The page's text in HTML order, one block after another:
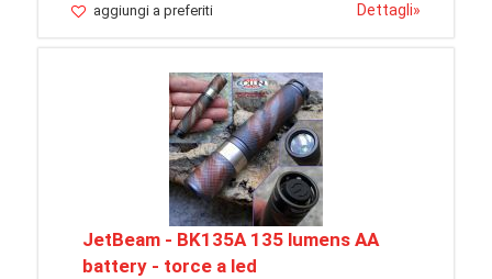
aggiungi a preferiti Dettagli»
JetBeam - BK135A 135 lumens AA
battery - torce a led